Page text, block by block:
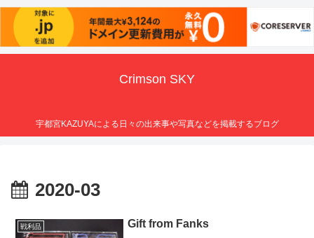
Crimson SKY
宇都宮KAZUYAによる日々の出来事や写真などを掲載するブログ
2020-03
戦利品 Gift from Fanks